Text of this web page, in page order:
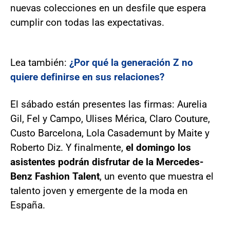
nuevas colecciones en un desfile que espera
cumplir con todas las expectativas.
Lea también: ¿Por qué la generación Z no
quiere definirse en sus relaciones?
El sábado están presentes las firmas: Aurelia
Gil, Fel y Campo, Ulises Mérica, Claro Couture,
Custo Barcelona, Lola Casademunt by Maite y
Roberto Diz. Y finalmente, el domingo los
asistentes podrán disfrutar de la Mercedes-
Benz Fashion Talent, un evento que muestra el
talento joven y emergente de la moda en
España.